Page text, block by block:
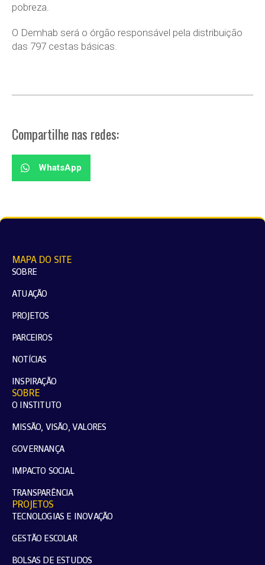
pobreza.
O Demhab será o órgão responsável pela distribuição
das 797 cestas básicas.
Compartilhe nas redes:
WhatsApp
MAPA DO SITE
SOBRE
ATUAÇÃO
PROJETOS
PARCEIROS
NOTÍCIAS
INSPIRAÇÃO
SOBRE
O INSTITUTO
MISSÃO, VISÃO, VALORES
GOVERNANÇA
IMPACTO SOCIAL
TRANSPARÊNCIA
PROJETOS
TECNOLOGIAS E INOVAÇÃO
GESTÃO ESCOLAR
BOLSAS DE ESTUDOS